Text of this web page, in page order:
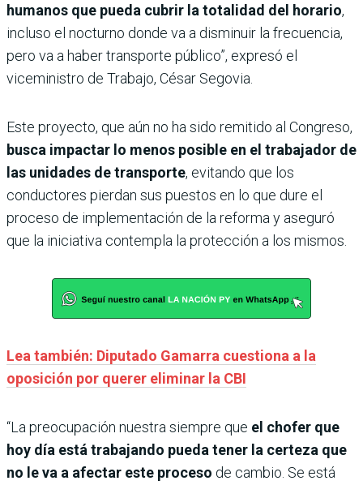
humanos que pueda cubrir la totalidad del horario,
incluso el nocturno donde va a disminuir la frecuencia,
pero va a haber transporte público”, expresó el
viceministro de Trabajo, César Segovia.
Este proyecto, que aún no ha sido remitido al Congreso,
busca impactar lo menos posible en el trabajador de
las unidades de transporte, evitando que los
conductores pierdan sus puestos en lo que dure el
proceso de implementación de la reforma y aseguró
que la iniciativa contempla la protección a los mismos.
Lea también: Diputado Gamarra cuestiona a la
oposición por querer eliminar la CBI
“La preocupación nuestra siempre que el chofer que
hoy día está trabajando pueda tener la certeza que
no le va a afectar este proceso de cambio. Se está